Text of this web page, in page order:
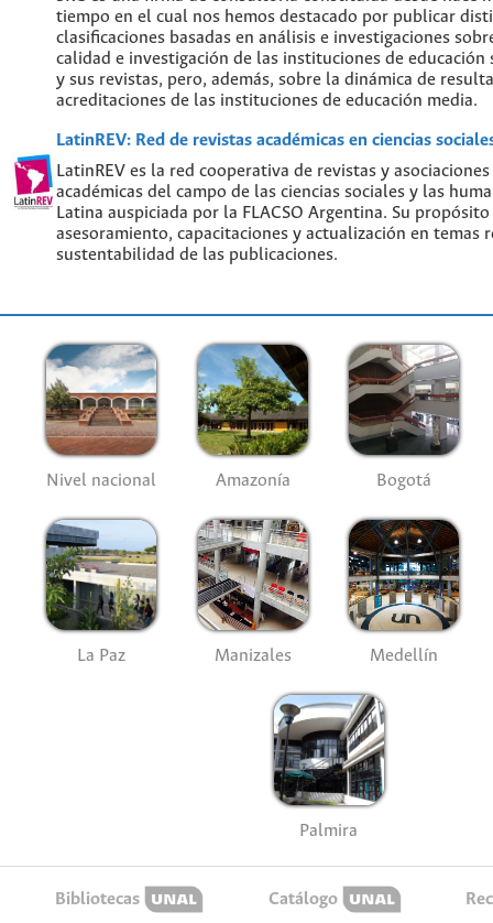
tiempo en el cual nos hemos destacado por publicar
clasificaciones basadas en análisis e investigaciones
calidad e investigación de las instituciones de educación
y sus revistas, pero, además, sobre la dinámica de
acreditaciones de las instituciones de educación media.
LatinREV: Red de revistas académicas en ciencias
LatinREV es la red cooperativa de revistas y
académicas del campo de las ciencias sociales y las
Latina auspiciada por la FLACSO Argentina. Su
asesoramiento, capacitaciones y actualización en temas
sustentabilidad de las publicaciones.
Nivel nacional Amazonía Bogotá
La Paz Manizales Medellín
Palmira
Bibliotecas Catálogo